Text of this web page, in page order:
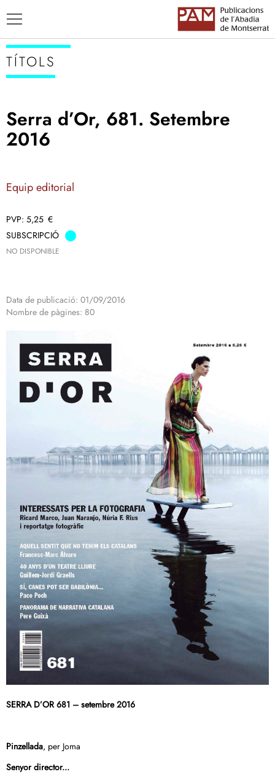
TÍTOLS
TÍTOLS
Serra d’Or, 681. Setembre
2016
Equip editorial
5,25 €
SUBSCRIPCIÓ
NO DISPONIBLE
Data de publicació: 01/09/2016
Nombre de pàgines: 80
SERRA D’OR 681 – setembre 2016
Pinzellada, per Joma
Senyor director...